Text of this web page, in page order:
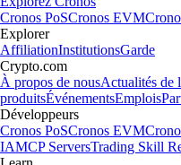
Cronos PoSCronos EVM
Explorer
AffiliationInstitutionsGarde
Crypto.com
À propos de nousActualités de
produitsÉvénementsEmplois
Développeurs
Cronos PoSCronos EVM
IAMCP ServersTrading Skill